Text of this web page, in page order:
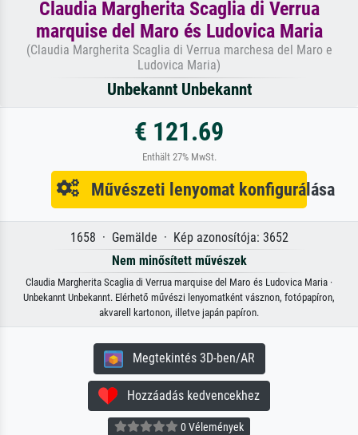
Claudia Margherita Scaglia di Verrua
marquise del Maro és Ludovica Maria
(Claudia Margherita Scaglia di Verrua marchesa del Maro e
Ludovica Maria)
Unbekannt Unbekannt
€ 121.69
Enthält 27% MwSt.
Művészeti lenyomat konfigurálása
1658 · Gemälde · Kép azonosítója: 3652
Nem minősített művészek
Claudia Margherita Scaglia di Verrua marquise del Maro és Ludovica Maria ·
Unbekannt Unbekannt. Elérhető művészi lenyomatként vásznon, fotópapíron,
akvarell kartonon, illetve japán papíron.
Megtekintés 3D-ben/AR
Hozzáadás kedvencekhez
0 Vélemények